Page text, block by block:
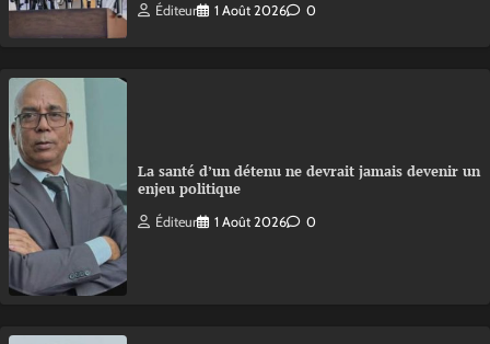
Éditeur 1 Août 2026 0
La santé d’un détenu ne devrait jamais devenir un
enjeu politique
Éditeur 1 Août 2026 0